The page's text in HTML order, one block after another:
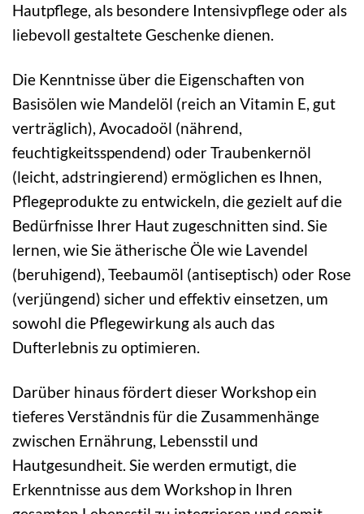
Hautpflege, als besondere Intensivpflege oder als
liebevoll gestaltete Geschenke dienen.
Die Kenntnisse über die Eigenschaften von
Basisölen wie Mandelöl (reich an Vitamin E, gut
verträglich), Avocadoöl (nährend,
feuchtigkeitsspendend) oder Traubenkernöl
(leicht, adstringierend) ermöglichen es Ihnen,
Pflegeprodukte zu entwickeln, die gezielt auf die
Bedürfnisse Ihrer Haut zugeschnitten sind. Sie
lernen, wie Sie ätherische Öle wie Lavendel
(beruhigend), Teebaumöl (antiseptisch) oder Rose
(verjüngend) sicher und effektiv einsetzen, um
sowohl die Pflegewirkung als auch das
Dufterlebnis zu optimieren.
Darüber hinaus fördert dieser Workshop ein
tieferes Verständnis für die Zusammenhänge
zwischen Ernährung, Lebensstil und
Hautgesundheit. Sie werden ermutigt, die
Erkenntnisse aus dem Workshop in Ihren